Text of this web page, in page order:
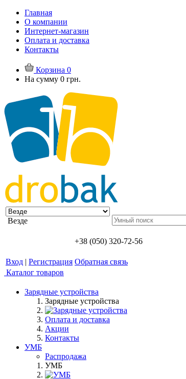
Главная
О компании
Интернет-магазин
Оплата и доставка
Контакты
Корзина 0
На сумму 0 грн.
Везде
+38 (050) 320-72-56
Вход | Регистрация Обратная связь
Каталог товаров
Зарядные устройства
Зарядные устройства
Оплата и доставка
Акции
Контакты
УМБ
Распродажа
УМБ